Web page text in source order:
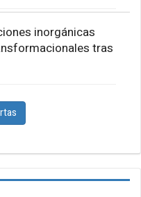
inorgánicas
tras